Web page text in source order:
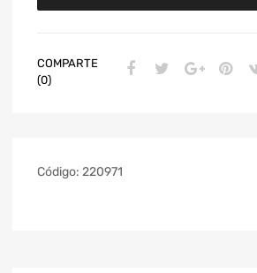
COMPARTE
(0)
Código: 220971